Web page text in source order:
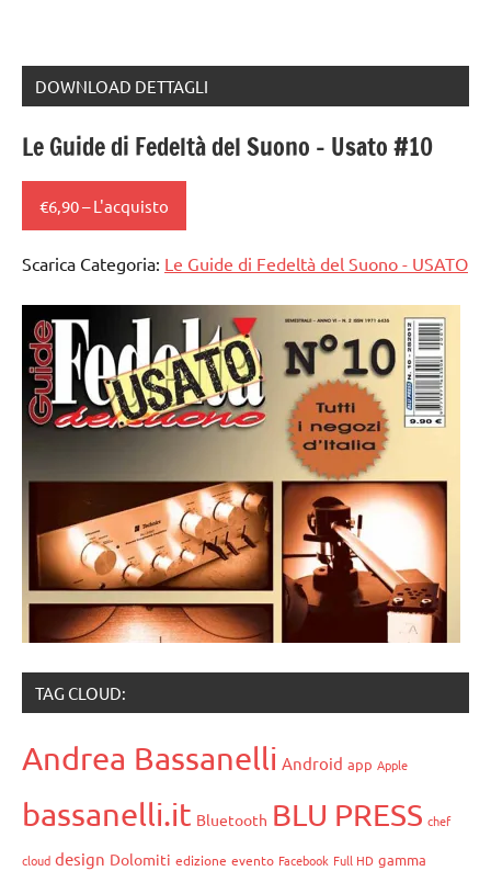
DOWNLOAD DETTAGLI
Le Guide di Fedeltà del Suono – Usato #10
€6,90 – L'acquisto
Scarica Categoria: Le Guide di Fedeltà del Suono - USATO
TAG CLOUD:
Andrea Bassanelli Android app Apple
bassanelli.it Bluetooth BLU PRESS chef
cloud design Dolomiti edizione evento Facebook Full HD gamma